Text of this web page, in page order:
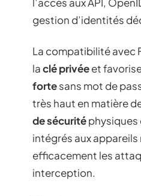
gestion d’identités
La compatibilité avec
laclé privéeet favorise
fortesans mot de
très haut en matière
de sécuritéphysiques
intégrés aux
efficacement les
interception.